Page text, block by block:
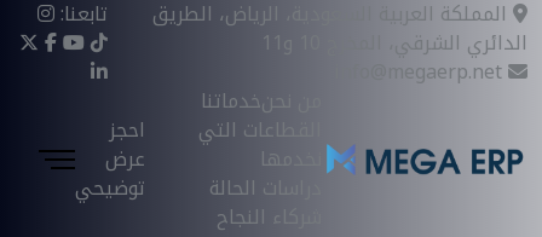
المملكة العربية السعودية، الرياض، الطريق
الدائري الشرقي، المخرج 10 و11
تابعنا:
من نحنخدماتنا
القطاعات التي
نخدمها
دراسات الحالة
شركاء النجاح
احجز
عرض
توضيحي